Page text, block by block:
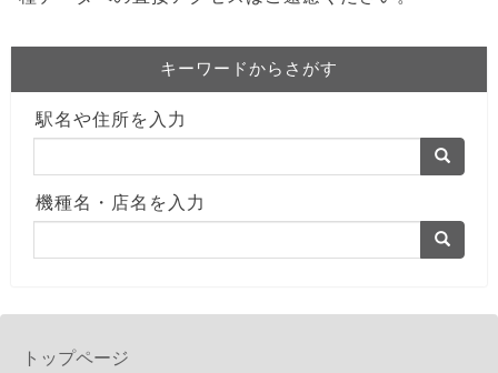
キーワードからさがす
駅名や住所を入力
機種名・店名を入力
トップページ